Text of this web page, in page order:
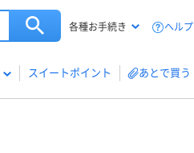
各種お手続き ヘルプ
スイートポイント あとで買う